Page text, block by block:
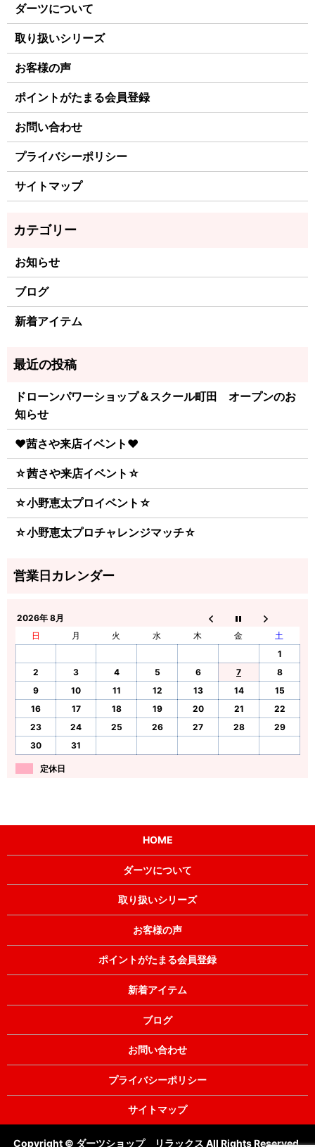
ダーツについて
取り扱いシリーズ
お客様の声
ポイントがたまる会員登録
お問い合わせ
プライバシーポリシー
サイトマップ
お知らせ
ブログ
新着アイテム
ドローンパワーショップ＆スクール町田 オープンのお
知らせ
♥茜さや来店イベント♥
☆茜さや来店イベント☆
☆小野恵太プロイベント☆
☆小野恵太プロチャレンジマッチ☆
2026年 8月
日
月 火 水 木 金
土
1
2
3 4 5 6 7
8
9
10 11 12 13 14
15
16
17 18 19 20 21
22
23
24 25 26 27 28
29
30
31
定休日
HOME
ダーツについて
取り扱いシリーズ
お客様の声
ポイントがたまる会員登録
新着アイテム
ブログ
お問い合わせ
プライバシーポリシー
サイトマップ
Copyright © ダーツショップ リラックス All Rights Reserved.